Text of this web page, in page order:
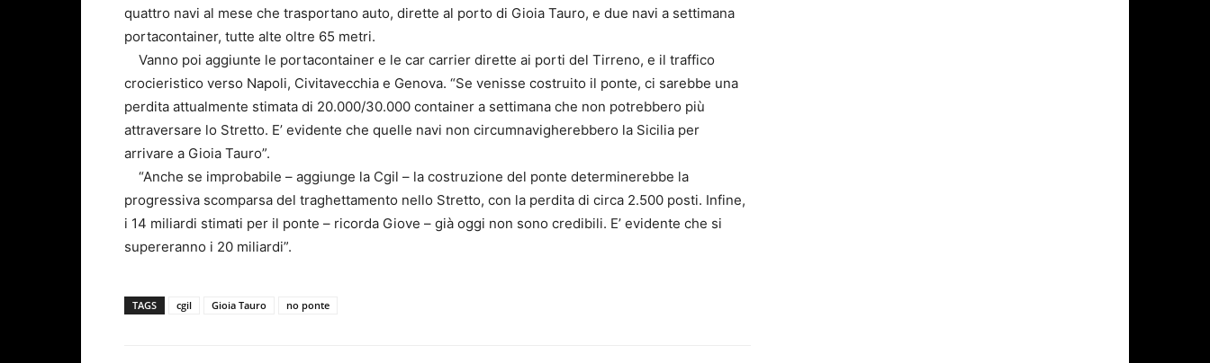
quattro navi al mese che trasportano auto, dirette al porto di Gioia Tauro, e due navi a settimana
portacontainer, tutte alte oltre 65 metri.
Vanno poi aggiunte le portacontainer e le car carrier dirette ai porti del Tirreno, e il traffico
crocieristico verso Napoli, Civitavecchia e Genova. “Se venisse costruito il ponte, ci sarebbe una
perdita attualmente stimata di 20.000/30.000 container a settimana che non potrebbero più
attraversare lo Stretto. E’ evidente che quelle navi non circumnavigherebbero la Sicilia per
arrivare a Gioia Tauro”.
“Anche se improbabile – aggiunge la Cgil – la costruzione del ponte determinerebbe la
progressiva scomparsa del traghettamento nello Stretto, con la perdita di circa 2.500 posti. Infine,
i 14 miliardi stimati per il ponte – ricorda Giove – già oggi non sono credibili. E’ evidente che si
supereranno i 20 miliardi”.
TAGS cgil Gioia Tauro no ponte